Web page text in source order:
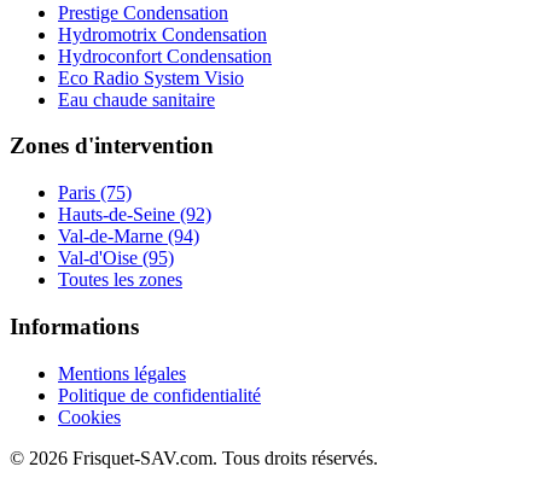
Prestige Condensation
Hydromotrix Condensation
Hydroconfort Condensation
Eco Radio System Visio
Eau chaude sanitaire
Zones d'intervention
Paris (75)
Hauts-de-Seine (92)
Val-de-Marne (94)
Val-d'Oise (95)
Toutes les zones
Informations
Mentions légales
Politique de confidentialité
Cookies
© 2026 Frisquet-SAV.com. Tous droits réservés.